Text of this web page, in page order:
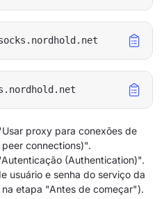
proxy para conexões de
connections)".
(Authentication)".
usuário e senha do serviço da
etapa "Antes de começar").